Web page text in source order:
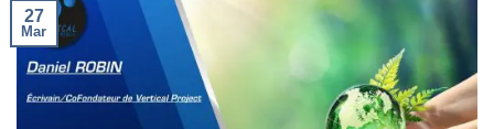
27
Mar